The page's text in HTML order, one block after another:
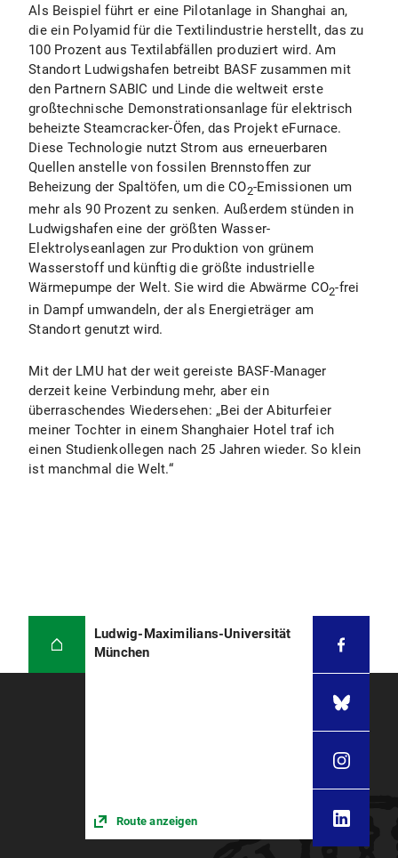
Als Beispiel führt er eine Pilotanlage in Shanghai an,
die ein Polyamid für die Textilindustrie herstellt, das zu
100 Prozent aus Textilabfällen produziert wird. Am
Standort Ludwigshafen betreibt BASF zusammen mit
den Partnern SABIC und Linde die weltweit erste
großtechnische Demonstrationsanlage für elektrisch
beheizte Steamcracker-Öfen, das Projekt eFurnace.
Diese Technologie nutzt Strom aus erneuerbaren
Quellen anstelle von fossilen Brennstoffen zur
Beheizung der Spaltöfen, um die CO2-Emissionen um
mehr als 90 Prozent zu senken. Außerdem stünden in
Ludwigshafen eine der größten Wasser-
Elektrolyseanlagen zur Produktion von grünem
Wasserstoff und künftig die größte industrielle
Wärmepumpe der Welt. Sie wird die Abwärme CO2-frei
in Dampf umwandeln, der als Energieträger am
Standort genutzt wird.
Mit der LMU hat der weit gereiste BASF-Manager
derzeit keine Verbindung mehr, aber ein
überraschendes Wiedersehen: „Bei der Abiturfeier
meiner Tochter in einem Shanghaier Hotel traf ich
einen Studienkollegen nach 25 Jahren wieder. So klein
ist manchmal die Welt.“
Ludwig-Maximilians-Universität
München
Route anzeigen